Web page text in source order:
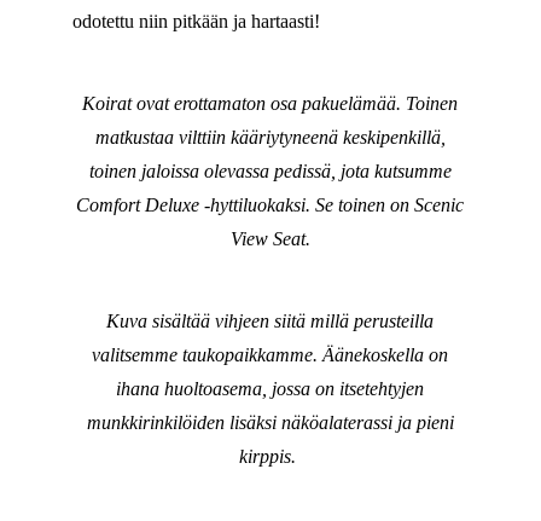
odotettu niin pitkään ja hartaasti!
Koirat ovat erottamaton osa pakuelämää. Toinen
matkustaa vilttiin kääriytyneenä keskipenkillä,
toinen jaloissa olevassa pedissä, jota kutsumme
Comfort Deluxe -hyttiluokaksi. Se toinen on Scenic
View Seat.
Kuva sisältää vihjeen siitä millä perusteilla
valitsemme taukopaikkamme. Äänekoskella on
ihana huoltoasema, jossa on itsetehtyjen
munkkirinkilöiden lisäksi näköalaterassi ja pieni
kirppis.